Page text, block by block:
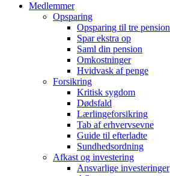
Medlemmer
Opsparing
Opsparing til tre
Spar ekstra op
Saml din pension
Omkostninger
Hvidvask af penge
Forsikring
Kritisk sygdom
Dødsfald
Lærlingeforsikring
Tab af erhvervsevne
Guide til efterladte
Sundhedsordning
Afkast og investering
Ansvarlige investeringer